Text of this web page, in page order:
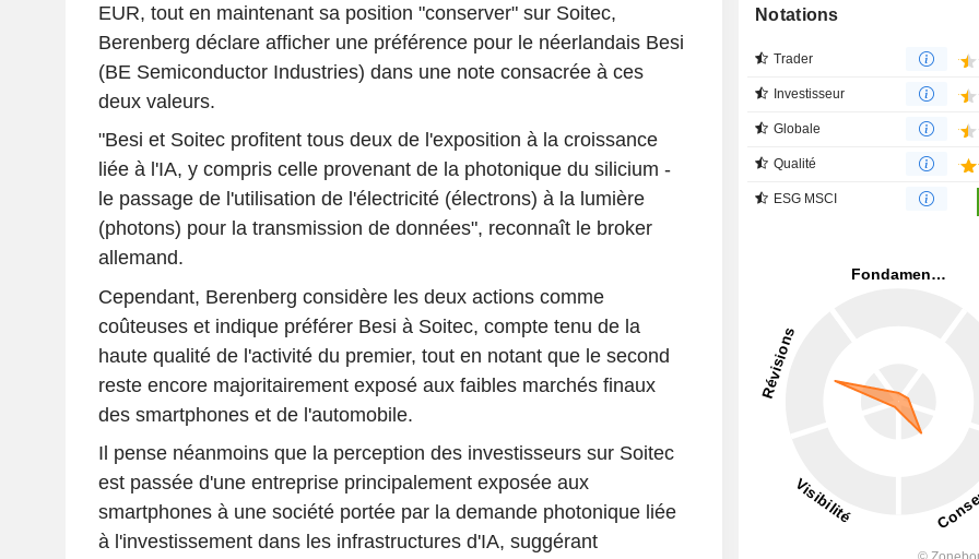
EUR, tout en maintenant sa position "conserver" sur Soitec,
Berenberg déclare afficher une préférence pour le néerlandais Besi
(BE Semiconductor Industries) dans une note consacrée à ces
deux valeurs.
"Besi et Soitec profitent tous deux de l'exposition à la croissance
liée à l'IA, y compris celle provenant de la photonique du silicium -
le passage de l'utilisation de l'électricité (électrons) à la lumière
(photons) pour la transmission de données", reconnaît le broker
allemand.
Cependant, Berenberg considère les deux actions comme
coûteuses et indique préférer Besi à Soitec, compte tenu de la
haute qualité de l'activité du premier, tout en notant que le second
reste encore majoritairement exposé aux faibles marchés finaux
des smartphones et de l'automobile.
Il pense néanmoins que la perception des investisseurs sur Soitec
est passée d'une entreprise principalement exposée aux
smartphones à une société portée par la demande photonique liée
à l'investissement dans les infrastructures d'IA, suggérant
Notations
Trader
Investisseur
Globale
Qualité
ESG MSCI